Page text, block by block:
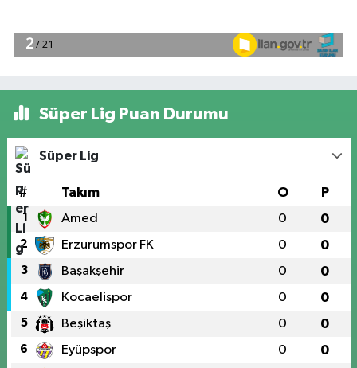
Süper Lig Puan Durumu
Süper Lig
# Takım O P
1 Amed 0 0
2 Erzurumspor FK 0 0
3 Başakşehir 0 0
4 Kocaelispor 0 0
5 Beşiktaş 0 0
6 Eyüpspor 0 0